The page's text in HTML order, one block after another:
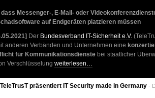
dass Messenger-, E-Mail- oder
auf Endgeräten platzieren müssen
Der Bundesverband IT-Sicherheit e.V.
anderen Verbänden und Unternehmen eine
für Kommunikationsdienste bei staatlicher
Verschlüsselung weiterlesen…
präsentiert IT Security made in Germany -